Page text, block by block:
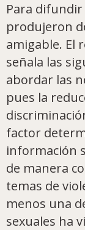
Para difundir
produjeron
amigable. El
señala las
abordar las
pues la
factor
información
de manera
temas de
menos una
sexuales ha